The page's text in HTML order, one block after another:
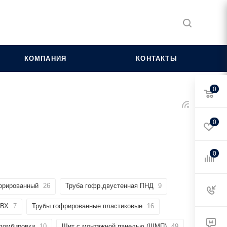
КОМПАНИЯ КОНТАКТЫ
26 Труба гофр.двустенная ПНД 9
7 Трубы гофрированные пластиковые 16
0
0
0